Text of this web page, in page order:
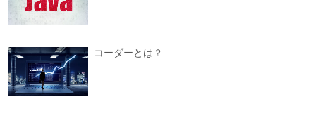
コーダーとは？